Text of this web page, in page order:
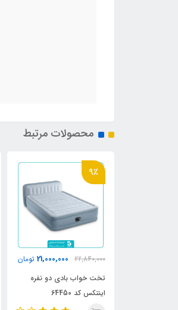
محصولات مرتبط
38٪
27,800,000
17,500,000 تومان
تخت خواب بادی دو نفره
اینتکس کد 64414 تولید 2024